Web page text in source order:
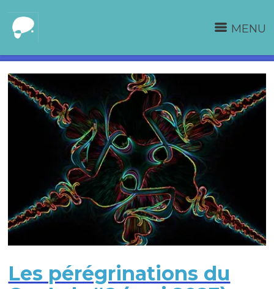
MENU
Les pérégrinations du